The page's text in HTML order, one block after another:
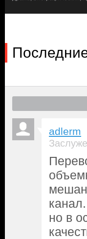
adlerm
но в